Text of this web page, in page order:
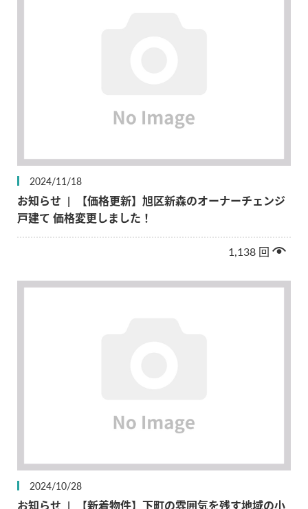
2024/11/18
お知らせ |
【価格更新】旭区新森のオーナーチェンジ
戸建て 価格変更しました！
1,138 回
2024/10/28
お知らせ |
【新着物件】下町の雰囲気を残す地域の小